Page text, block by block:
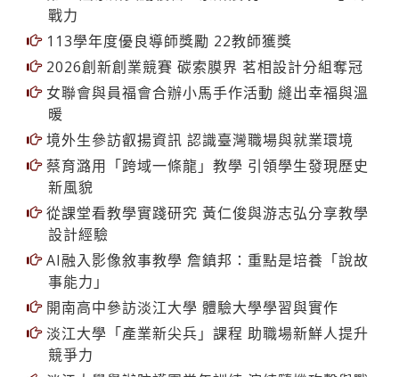
113學年度優良導師獎勵 22教師獲獎
2026創新創業競賽 碳索膜界 茗相設計分組奪冠
女聯會與員福會合辦小馬手作活動 縫出幸福與溫
暖
境外生參訪叡揚資訊 認識臺灣職場與就業環境
蔡育潞用「跨域一條龍」教學 引領學生發現歷史
新風貌
從課堂看教學實踐研究 黃仁俊與游志弘分享教學
設計經驗
AI融入影像敘事教學 詹鎮邦：重點是培養「說故
事能力」
開南高中參訪淡江大學 體驗大學學習與實作
淡江大學「產業新尖兵」課程 助職場新鮮人提升
競爭力
淡江大學舉辦防護團常年訓練 演練隨機攻擊與戰